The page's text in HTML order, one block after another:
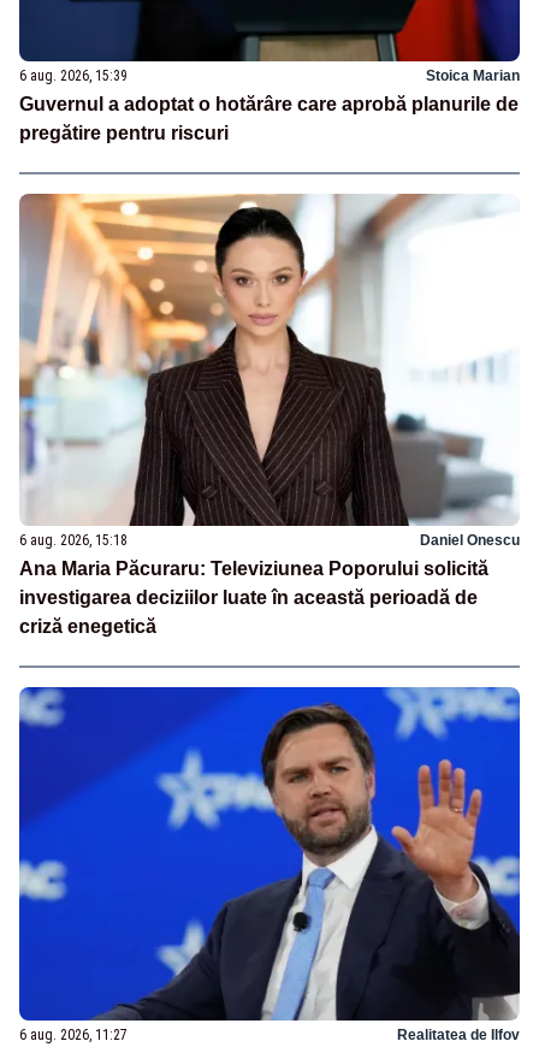
6 aug. 2026, 15:39 Stoica Marian
Guvernul a adoptat o hotărâre care aprobă planurile de
pregătire pentru riscuri
6 aug. 2026, 15:18 Daniel Onescu
Ana Maria Păcuraru: Televiziunea Poporului solicită
investigarea deciziilor luate în această perioadă de
criză enegetică
6 aug. 2026, 11:27 Realitatea de Ilfov